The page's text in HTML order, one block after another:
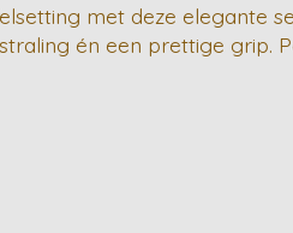
met deze elegante
én een prettige grip.